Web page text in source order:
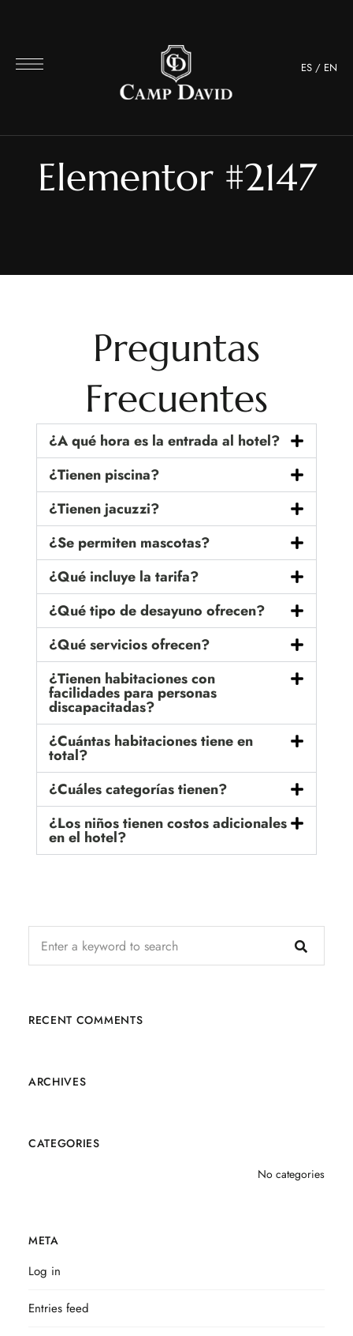
ES/ EN
Elementor #2147
Preguntas
Frecuentes
¿A qué hora es la entrada al hotel?
¿Tienen piscina?
¿Tienen jacuzzi?
¿Se permiten mascotas?
¿Qué incluye la tarifa?
¿Qué tipo de desayuno ofrecen?
¿Qué servicios ofrecen?
¿Tienen habitaciones con
facilidades para personas
discapacitadas?
¿Cuántas habitaciones tiene en
total?
¿Cuáles categorías tienen?
¿Los niños tienen costos adicionales
en el hotel?
RECENT COMMENTS
ARCHIVES
CATEGORIES
No categories
META
Log in
Entries feed